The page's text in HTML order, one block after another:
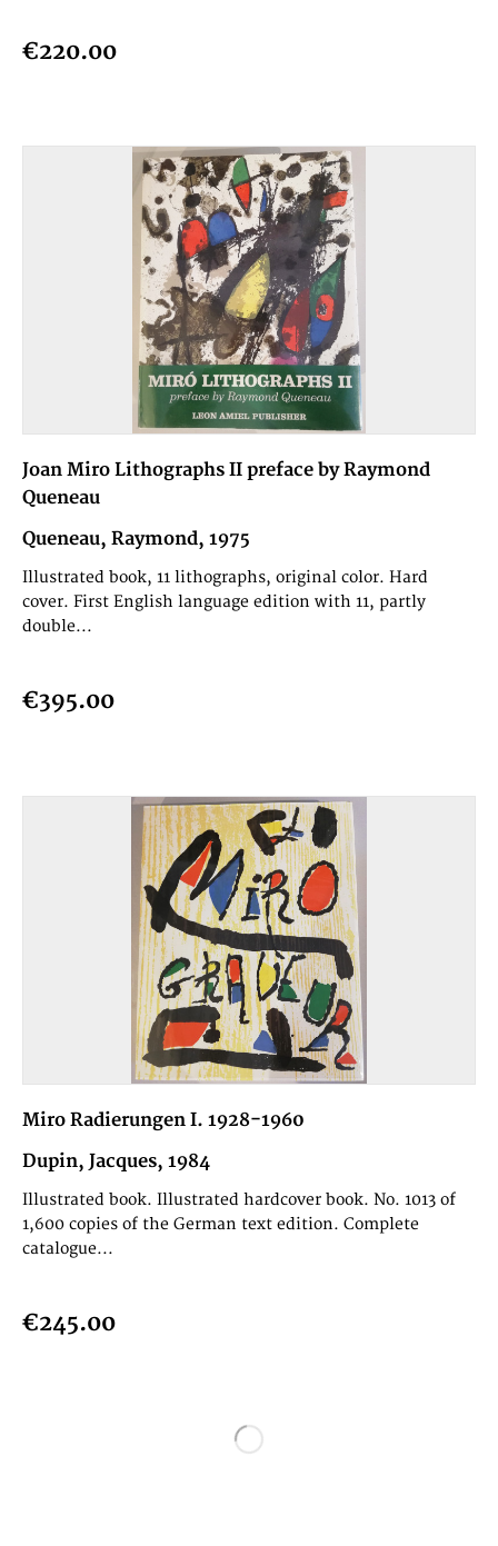
€220.00
Joan Miro Lithographs II preface by Raymond
Queneau
Queneau, Raymond, 1975
Illustrated book, 11 lithographs, original color. Hard
cover. First English language edition with 11, partly
double...
€395.00
Miro Radierungen I. 1928-1960
Dupin, Jacques, 1984
Illustrated book. Illustrated hardcover book. No. 1013 of
1,600 copies of the German text edition. Complete
catalogue...
€245.00